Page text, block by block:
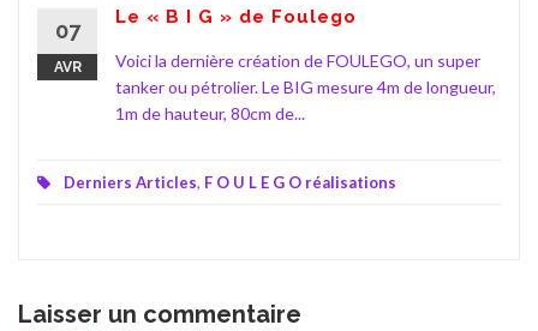
07
AVR
Le « B I G » de Foulego
Voici la dernière création de FOULEGO, un super
tanker ou pétrolier. Le BIG mesure 4m de longueur,
1m de hauteur, 80cm de...
Derniers Articles, F O U L E G O réalisations
Laisser un commentaire